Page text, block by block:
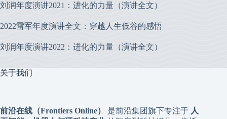
刘润年度演讲2021：进化的力量（演讲全文）
2022雷军年度演讲全文：穿越人生低谷的感悟
刘润年度演讲2022：进化的力量（演讲全文）
关于我们
前沿在线（Frontiers Online） 是前沿集团旗下专注于 人